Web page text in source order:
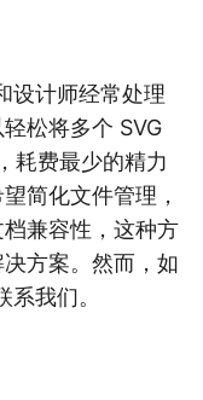
设计师经常处理
松将多个 SVG
耗费最少的精力
简化文件管理，
兼容性，这种方
方案。然而，如
系我们。